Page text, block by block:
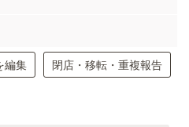
編集 閉店・移転・重複報告